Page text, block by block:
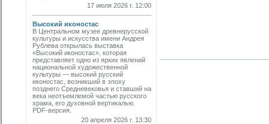
17 июля 2026 г. 12:00
Высокий иконостас
В Центральном музее древнерусской
культуры и искусства имени Андрея
Рублева открылась выставка
«Высокий иконостас», которая
представляет одно из ярких явлений
национальной художественной
культуры — высокий русский
иконостас, возникший в эпоху
позднего Средневековья и ставший на
века неотъемлемой частью русского
храма, его духовной вертикалью.
PDF-версия.
20 апреля 2026 г. 13:30